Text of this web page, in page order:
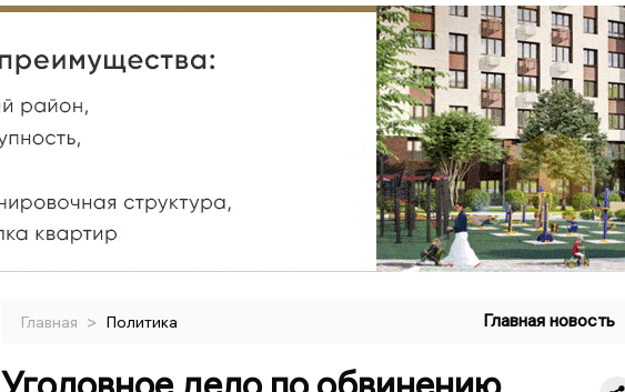
Главная > Политика Главная новость